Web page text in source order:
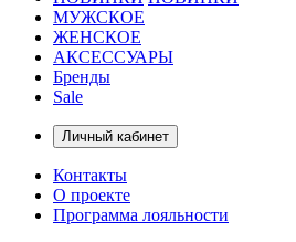
МУЖСКОЕ
ЖЕНСКОЕ
АКСЕССУАРЫ
Бренды
Sale
Личный кабинет
Контакты
О проекте
Программа лояльности